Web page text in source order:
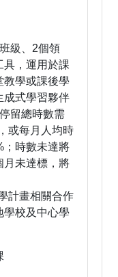
級、2個領
具，運用於課
教學或課後學
成式學習夥伴
留總時數需
或每月人均時
；時數未達將
月未達標，將
計畫相關合作
學校及中心學